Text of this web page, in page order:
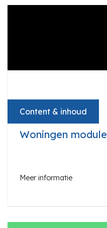
Content & inhoud
Woningen module
Meer informatie